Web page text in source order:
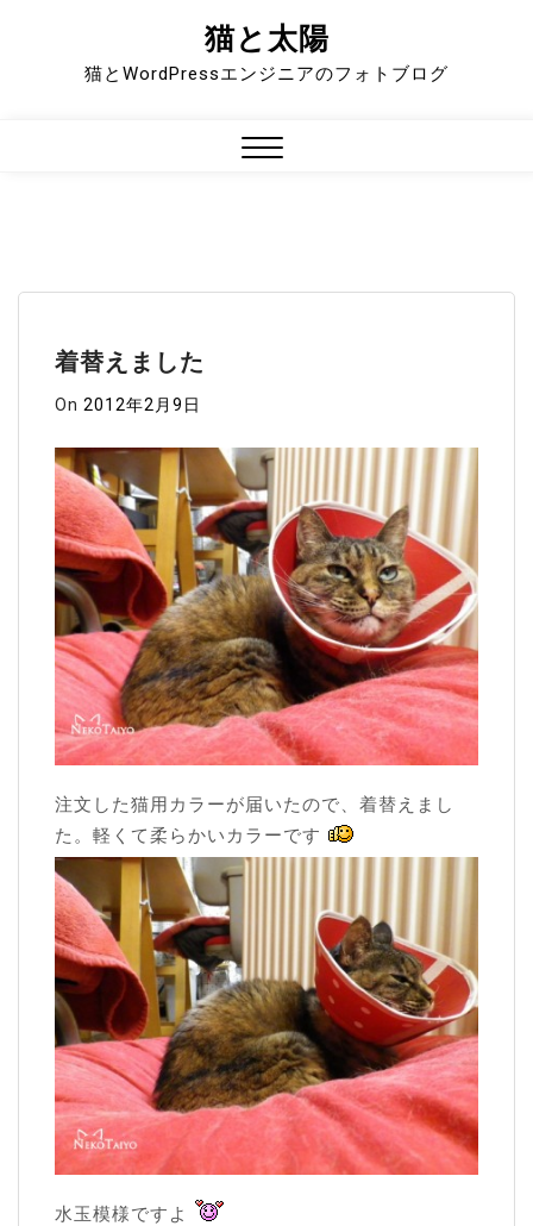
猫と太陽
猫とWordPressエンジニアのフォトブログ
着替えました
On 2012年2月9日
注文した猫用カラーが届いたので、着替えまし
た。軽くて柔らかいカラーです
水玉模様ですよ